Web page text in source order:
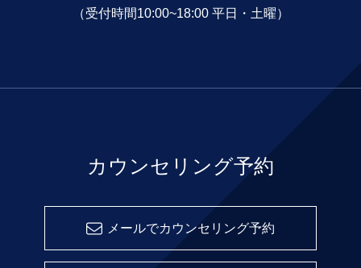
（受付時間10:00~18:00 平日・土曜）
カウンセリング予約
メールでカウンセリング予約